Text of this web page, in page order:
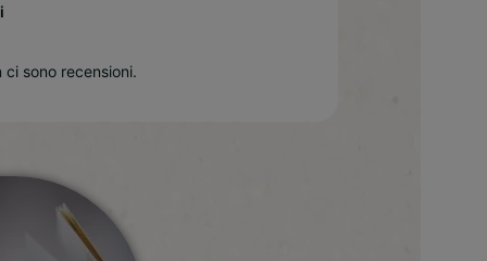
ci sono recensioni.